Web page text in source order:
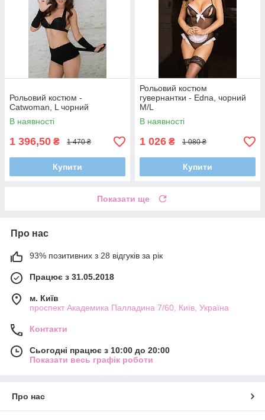
Рольовий костюм -
Catwoman, L чорний
В наявності
1 396,50 ₴ 1 470 ₴
Купити
Рольовий костюм
гувернантки - Edna, чорний
M/L
В наявності
1 026 ₴ 1 080 ₴
Купити
Показати ще
Про нас
93% позитивних з 28 відгуків за рік
Працює з 31.05.2018
м. Київ
проспект Академика Палладина 7/60, Київ, Україна
Контакти
Сьогодні працює з 10:00 до 20:00
Показати весь графік роботи
Про нас